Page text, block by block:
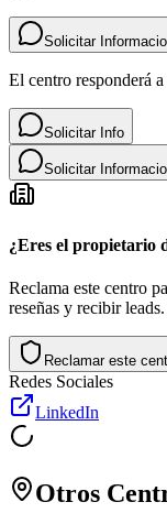
Solicitar
El centro responderá
Solicitar Info
Solicitar
¿Eres el propietario
Reclama este centro
reseñas y recibir leads.
Reclamar este
Redes Sociales
LinkedIn
Otros